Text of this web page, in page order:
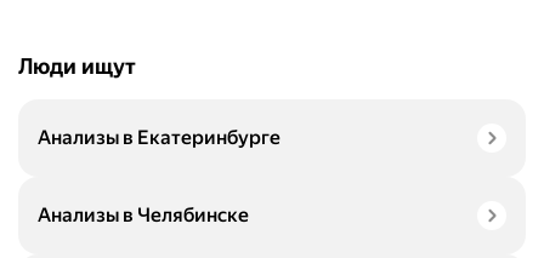
Люди ищут
Анализы в Екатеринбурге
Анализы в Челябинске